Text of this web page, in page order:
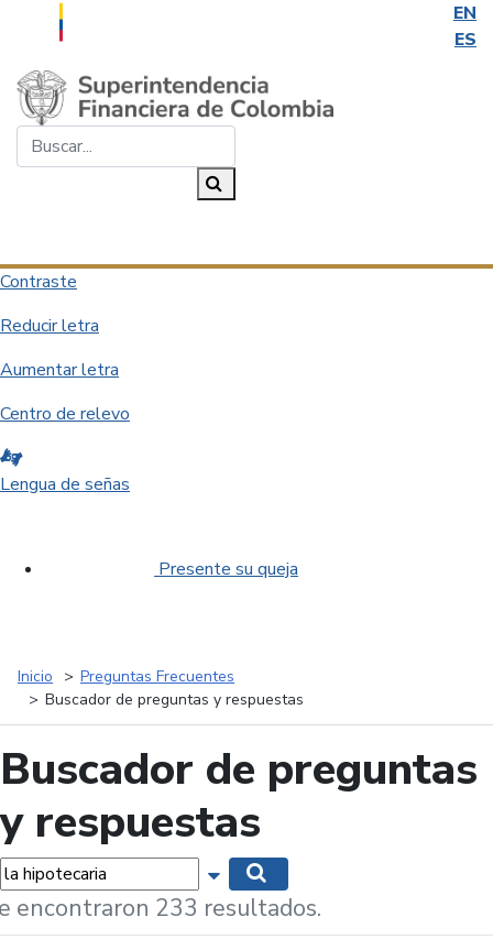
EN
ES
Saltar al contenido principal
Contraste
Reducir letra
Aumentar letra
Centro de relevo
Lengua de señas
Presente su queja
Inicio
Preguntas Frecuentes
Buscador de preguntas y respuestas
Buscador de preguntas
y respuestas
Mostrar opciones de búsqueda
encontraron 233 resultados.